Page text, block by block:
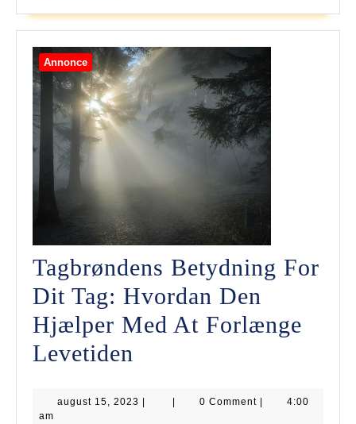
Til
At
Skabe
Stilfulde
Annonce
Tagbrøndens Betydning For
Dit Tag: Hvordan Den
Hjælper Med At Forlænge
Levetiden
For
august 15, 2023 august
0 Comment
4:00
am